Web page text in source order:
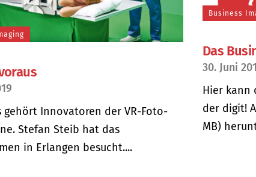
gehört Innovatoren der VR-Foto-
Stefan Steib hat das
in Erlangen besucht....
Business
Das
30. Juni
Hier kann
der digit!
MB)